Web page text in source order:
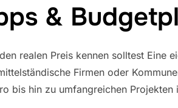
&
realen Preis kennen solltest Eine
Firmen oder
bis hin zu umfangreichen